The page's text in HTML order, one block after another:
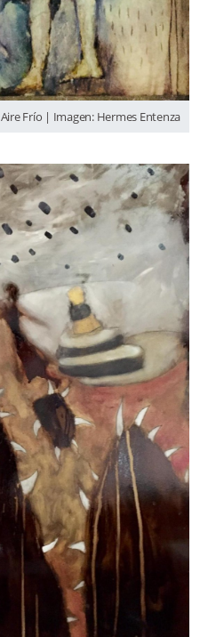
Aire Frío | Imagen: Hermes Entenza